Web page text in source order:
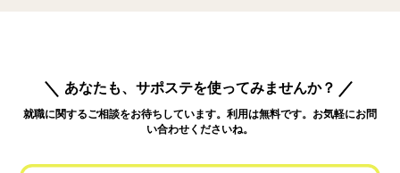
あなたも、サポステを使ってみませんか？
就職に関するご相談をお待ちしています。利用は無料です。お気軽にお問
い合わせくださいね。